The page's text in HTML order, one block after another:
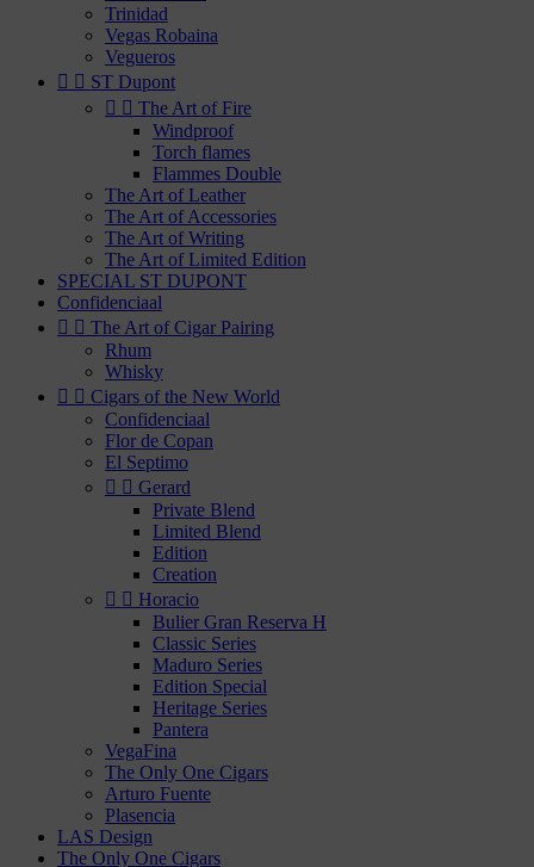
Trinidad
Vegas Robaina
Vegueros
  ST Dupont
  The Art of Fire
Windproof
Torch flames
Flammes Double
The Art of Leather
The Art of Accessories
The Art of Writing
The Art of Limited Edition
SPECIAL ST DUPONT
Confidenciaal
  The Art of Cigar Pairing
Rhum
Whisky
  Cigars of the New World
Confidenciaal
Flor de Copan
El Septimo
  Gerard
Private Blend
Limited Blend
Edition
Creation
  Horacio
Bulier Gran Reserva H
Classic Series
Maduro Series
Edition Special
Heritage Series
Pantera
VegaFina
The Only One Cigars
Arturo Fuente
Plasencia
LAS Design
The Only One Cigars